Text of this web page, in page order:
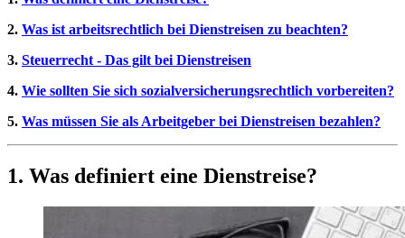
2. Was ist arbeitsrechtlich bei Dienstreisen zu beachten?
3. Steuerrecht - Das gilt bei Dienstreisen
4. Wie sollten Sie sich sozialversicherungsrechtlich vorbereiten?
5. Was müssen Sie als Arbeitgeber bei Dienstreisen bezahlen?
1. Was definiert eine Dienstreise?